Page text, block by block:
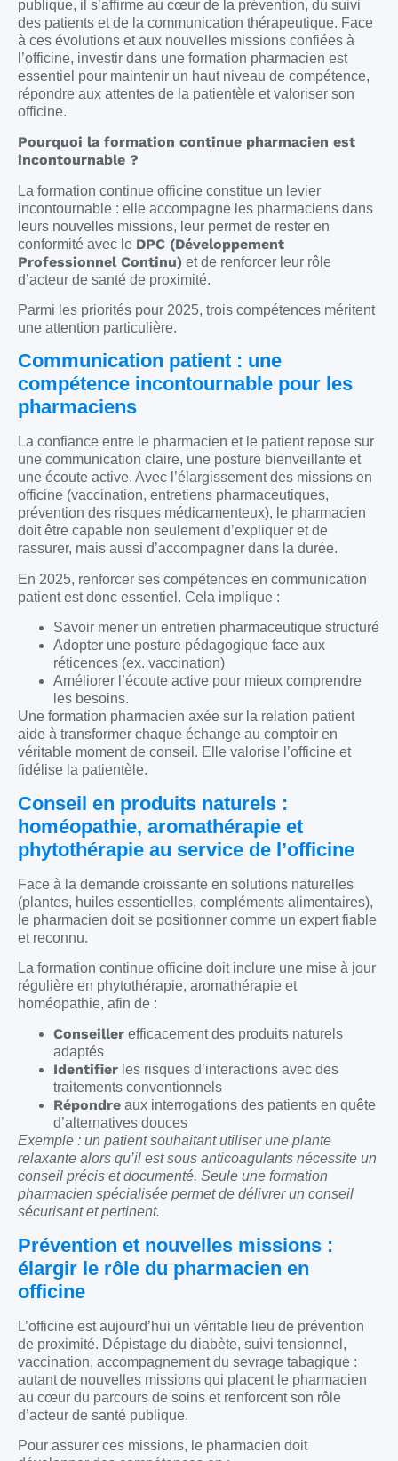
publique, il s’affirme au cœur de la prévention, du suivi
des patients et de la communication thérapeutique. Face
à ces évolutions et aux nouvelles missions confiées à
l’officine, investir dans une formation pharmacien est
essentiel pour maintenir un haut niveau de compétence,
répondre aux attentes de la patientèle et valoriser son
officine.
Pourquoi la formation continue pharmacien est
incontournable ?
La formation continue officine constitue un levier
incontournable : elle accompagne les pharmaciens dans
leurs nouvelles missions, leur permet de rester en
conformité avec le DPC (Développement
Professionnel Continu) et de renforcer leur rôle
d’acteur de santé de proximité.
Parmi les priorités pour 2025, trois compétences méritent
une attention particulière.
Communication patient : une
compétence incontournable pour les
pharmaciens
La confiance entre le pharmacien et le patient repose sur
une communication claire, une posture bienveillante et
une écoute active. Avec l’élargissement des missions en
officine (vaccination, entretiens pharmaceutiques,
prévention des risques médicamenteux), le pharmacien
doit être capable non seulement d’expliquer et de
rassurer, mais aussi d’accompagner dans la durée.
En 2025, renforcer ses compétences en communication
patient est donc essentiel. Cela implique :
Savoir mener un entretien pharmaceutique structuré
Adopter une posture pédagogique face aux
réticences (ex. vaccination)
Améliorer l’écoute active pour mieux comprendre
les besoins.
Une formation pharmacien axée sur la relation patient
aide à transformer chaque échange au comptoir en
véritable moment de conseil. Elle valorise l’officine et
fidélise la patientèle.
Conseil en produits naturels :
homéopathie, aromathérapie et
phytothérapie au service de l’officine
Face à la demande croissante en solutions naturelles
(plantes, huiles essentielles, compléments alimentaires),
le pharmacien doit se positionner comme un expert fiable
et reconnu.
La formation continue officine doit inclure une mise à jour
régulière en phytothérapie, aromathérapie et
homéopathie, afin de :
Conseiller efficacement des produits naturels
adaptés
Identifier les risques d’interactions avec des
traitements conventionnels
Répondre aux interrogations des patients en quête
d’alternatives douces
Exemple : un patient souhaitant utiliser une plante
relaxante alors qu’il est sous anticoagulants nécessite un
conseil précis et documenté. Seule une formation
pharmacien spécialisée permet de délivrer un conseil
sécurisant et pertinent.
Prévention et nouvelles missions :
élargir le rôle du pharmacien en
officine
L’officine est aujourd’hui un véritable lieu de prévention
de proximité. Dépistage du diabète, suivi tensionnel,
vaccination, accompagnement du sevrage tabagique :
autant de nouvelles missions qui placent le pharmacien
au cœur du parcours de soins et renforcent son rôle
d’acteur de santé publique.
Pour assurer ces missions, le pharmacien doit